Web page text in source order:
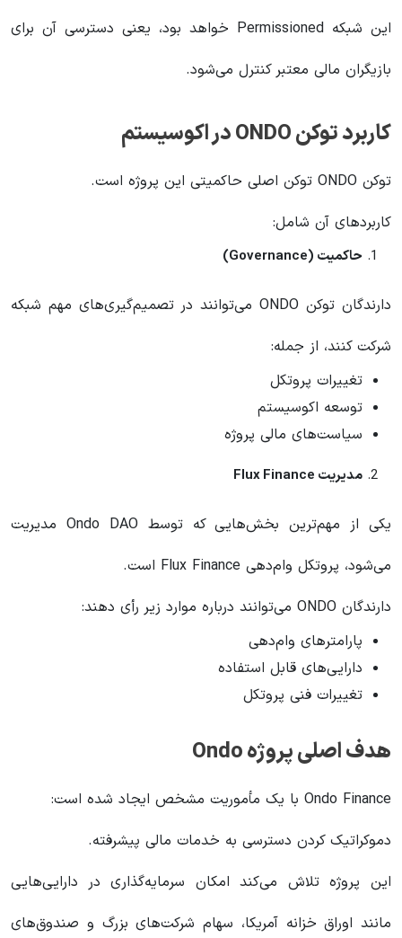
این شبکه Permissioned خواهد بود، یعنی دسترسی آن برای
بازیگران مالی معتبر کنترل می‌شود.
کاربرد توکن ONDO در اکوسیستم
توکن ONDO توکن اصلی حاکمیتی این پروژه است.
کاربردهای آن شامل:
حاکمیت (Governance)
دارندگان توکن ONDO می‌توانند در تصمیم‌گیری‌های مهم شبکه
شرکت کنند، از جمله:
تغییرات پروتکل
توسعه اکوسیستم
سیاست‌های مالی پروژه
مدیریت Flux Finance
یکی از مهم‌ترین بخش‌هایی که توسط Ondo DAO مدیریت
می‌شود، پروتکل وام‌دهی Flux Finance است.
دارندگان ONDO می‌توانند درباره موارد زیر رأی دهند:
پارامترهای وام‌دهی
دارایی‌های قابل استفاده
تغییرات فنی پروتکل
هدف اصلی پروژه Ondo
Ondo Finance با یک مأموریت مشخص ایجاد شده است:
دموکراتیک کردن دسترسی به خدمات مالی پیشرفته.
این پروژه تلاش می‌کند امکان سرمایه‌گذاری در دارایی‌هایی
مانند اوراق خزانه آمریکا، سهام شرکت‌های بزرگ و صندوق‌های